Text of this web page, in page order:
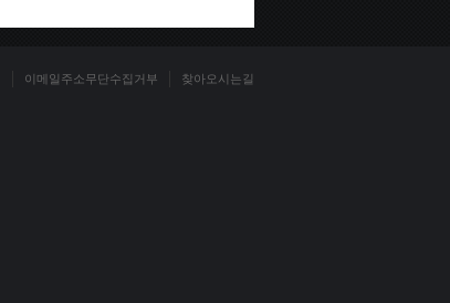
이메일주소무단수집거부 찾아오시는길